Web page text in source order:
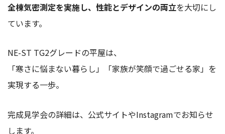
全棟気密測定を実施し、性能とデザインの両立を大切にし
ています。
NE-ST TG2グレードの平屋は、
「寒さに悩まない暮らし」「家族が笑顔で過ごせる家」を
実現する一歩。
完成見学会の詳細は、公式サイトやInstagramでお知らせ
します。